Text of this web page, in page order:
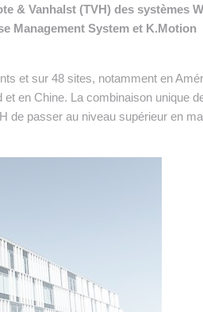
& Vanhalst (TVH) des systèmes
Management System et K.Motion
et sur 48 sites, notamment en
et en Chine. La combinaison unique
de passer au niveau supérieur en